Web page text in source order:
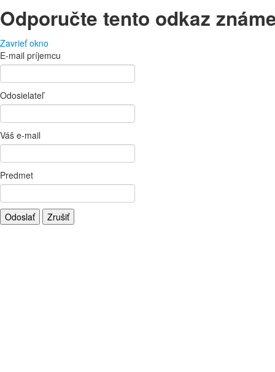
Odporučte tento odkaz
Zavrieť okno
E-mail príjemcu
Odosielateľ
Váš e-mail
Predmet
Odoslať Zrušiť